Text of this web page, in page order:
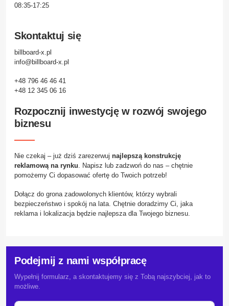
08:35-17:25
Skontaktuj się
billboard-x.pl
info@billboard-x.pl
+48 796 46 46 41
+48 12 345 06 16
Rozpocznij inwestycję w rozwój swojego
biznesu
Nie czekaj – już dziś zarezerwuj najlepszą konstrukcję
reklamową na rynku . Napisz lub zadzwoń do nas – chętnie
pomożemy Ci dopasować ofertę do Twoich potrzeb!
Dołącz do grona zadowolonych klientów, którzy wybrali
bezpieczeństwo i spokój na lata. Chętnie doradzimy Ci, jaka
reklama i lokalizacja będzie najlepsza dla Twojego biznesu.
Podejmij z nami współpracę
Wypełnij formularz, a skontaktujemy się z Tobą najszybciej, jak to
możliwe.